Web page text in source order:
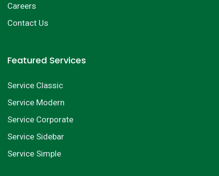
Careers
Contact Us
Featured Services
Service Classic
Service Modern
Service Corporate
Service Sidebar
Service Simple